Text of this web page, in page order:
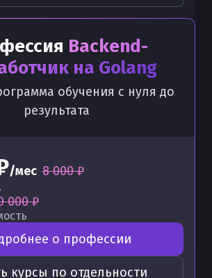
Backend-
на Golang
обучения с нуля до
результата
/мес 8 000 ₽
000 ₽
о профессии
курсы по отдельности